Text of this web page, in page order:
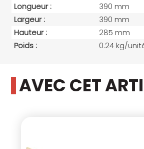
Longueur :
390 mm
Largeur :
390 mm
Hauteur :
285 mm
Poids :
0.24 kg/
AVEC CET